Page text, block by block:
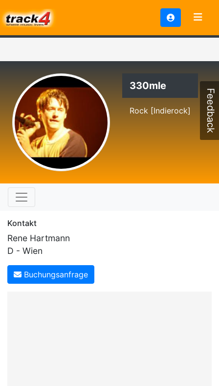
330mle
Rock [Indierock]
Kontakt
Rene Hartmann
D - Wien
Buchungsanfrage
Feedback